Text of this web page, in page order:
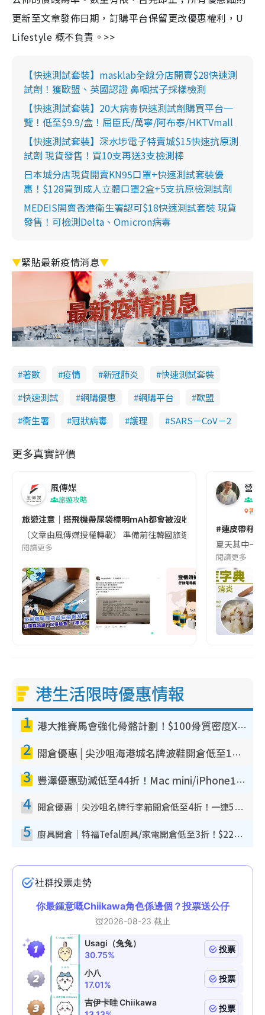
更新至文章發佈日期，訂購平台保留更改優惠權利，U
Lifestyle 概不負責。>>
【快速測試套裝】masklab全線分店開賣$28快速測
試劑！獲歐盟、英國認證 鼻咽拭子採樣檢測
【快速測試套裝】20大病毒快速測試劑購買平台一
覽！低至$9.9/盒！屈臣氏/萬寧/阿布泰/HKTVmall
【快速測試套裝】深水埗電子特賣城$15快速抗原測
試劑 現貨發售！買10支再送3支檢測棒
日本城分店現貨開賣KN95口罩+快速測試套裝優
惠！$128買到成人立體口罩2盒+5支抗原檢測試劑
MEDEIS開賣香港衛生署認可$18快速測試套裝 現貨
發售！可檢測Delta、Omicron病毒
▼緊貼最新疫情消息▼
著數 疫情 新冠肺炎
快速測試套裝
快速測試
網購優惠 網購平台
歐盟
衞生署
冠狀病毒 護理 SARS－CoV－2
更多真實評價
風傳媒
旅遊攻略
旅遊注意｜搭飛機帶尿袋標明mAh都會被沒收😱出發前切記檢查
（文章由風傳媒授權轉載） 準備前往韓國旅遊的民眾，近期要
閱讀更多
營養
香港
#連皮帶籽
夏天其中一
閱讀更多
港生活限時優惠情報
1 港大推賽馬會強化骨骼計劃！$100骨質密度X光檢查 完成免費運動訓練送超市禮券！附參加資格
2 開倉優惠 | 尖沙咀海港城名牌波鞋開倉低至1折！On鞋$899起／Joy&Peace鞋履$98起
3 豐澤優惠勁減低至44折！Mac mini/iPhone17Pro大減價！廚房家電$220起
4 開倉優惠｜尖沙咀名牌行李箱開倉低至4折！一連5日 American Tourister/ace./Hallmark $200起！
5 廚具開倉｜特福Tefal廚具/家電開倉低至3折！$220起買平底鍋/炒鑊/湯煲！電飯煲/吸塵機/燙斗$418起